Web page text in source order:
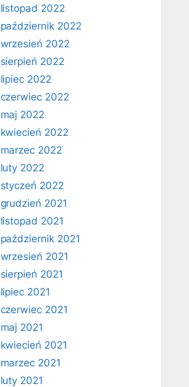
listopad 2022
październik 2022
wrzesień 2022
sierpień 2022
lipiec 2022
czerwiec 2022
maj 2022
kwiecień 2022
marzec 2022
luty 2022
styczeń 2022
grudzień 2021
listopad 2021
październik 2021
wrzesień 2021
sierpień 2021
lipiec 2021
czerwiec 2021
maj 2021
kwiecień 2021
marzec 2021
luty 2021